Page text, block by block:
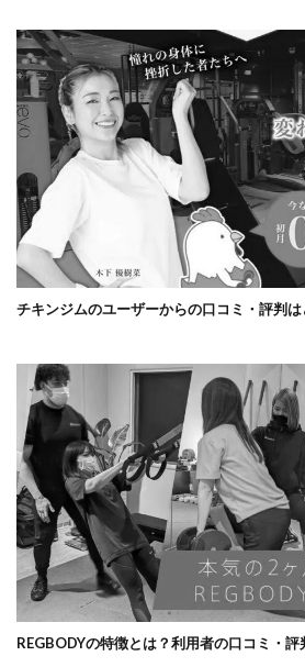
チキンジムのユーザーからの口コミ・評判
REGBODYの特徴とは？利用者の口コミ・